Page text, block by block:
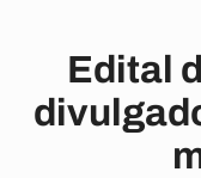
Edital